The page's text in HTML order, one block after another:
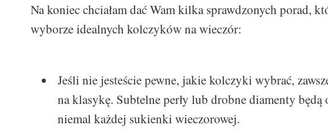
Na koniec chciałam dać Wam kilka sprawdzonych porad,
wyborze idealnych kolczyków na wieczór:
Jeśli nie jesteście pewne, jakie kolczyki wybrać,
na klasykę. Subtelne perły lub drobne diamenty
niemal każdej sukienki wieczorowej.